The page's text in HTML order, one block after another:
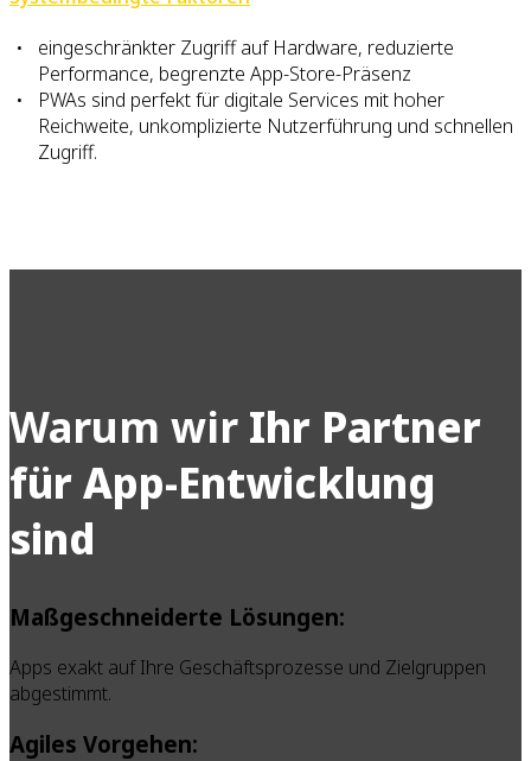
eingeschränkter Zugriff auf Hardware, reduzierte
Performance, begrenzte App-Store-Präsenz
PWAs sind perfekt für digitale Services mit hoher
Reichweite, unkomplizierte Nutzerführung und schnellen
Zugriff.
Warum wir Ihr Partner
für App-Entwicklung
sind
Maßgeschneiderte Lösungen:
Apps exakt auf Ihre Geschäftsprozesse und Zielgruppen
abgestimmt.
Agiles Vorgehen: